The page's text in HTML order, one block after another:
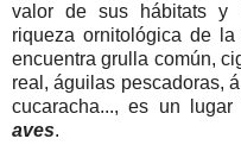
valor de sus hábitats y
riqueza ornitológica de
encuentra grulla común,
real, águilas pescadoras,
cucaracha..., es un
aves.